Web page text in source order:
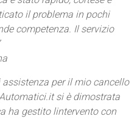
il problema in pochi
competenza. Il servizio
per il mio cancello
si è dimostrata
ha gestito lintervento con